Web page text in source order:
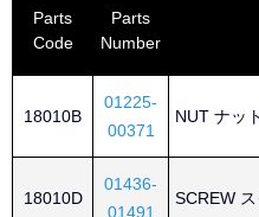
Parts
Code
Parts
Number
18010B
01225-
00371
NUT ナット
18010D
01436-
01491
SCREW